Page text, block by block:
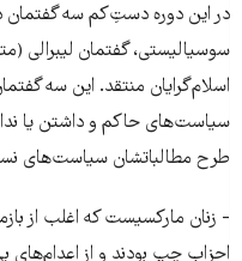
در این دوره دستِ‌کم سه گفتمان
سوسیالیستی، گفتمان لیبرالی
اسلام‌گرایان منتقد. این سه
سیاست‌های حاکم و داشتن یا
طرح مطالباتشان سیاست‌های
- زنان مارکسیست که اغلب از